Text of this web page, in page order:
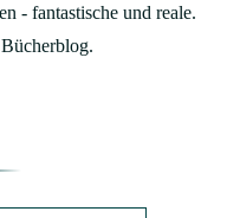
- fantastische und reale.